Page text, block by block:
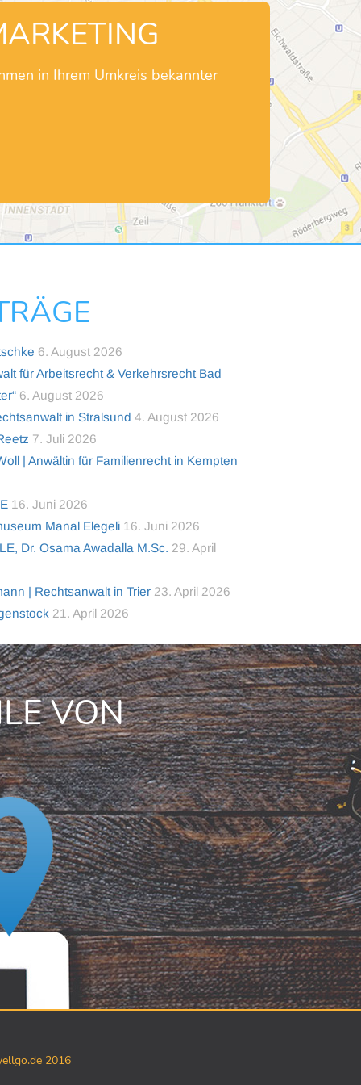
in Ihrem Umkreis bekannter
6. August 2026
für Arbeitsrecht & Verkehrsrecht Bad
6. August 2026
in Stralsund 4. August 2026
7. Juli 2026
| Anwältin für Familienrecht in Kempten
16. Juni 2026
Manal Elegeli 16. Juni 2026
Dr. Osama Awadalla M.Sc. 29. April
| Rechtsanwalt in Trier 23. April 2026
21. April 2026
VON
2016